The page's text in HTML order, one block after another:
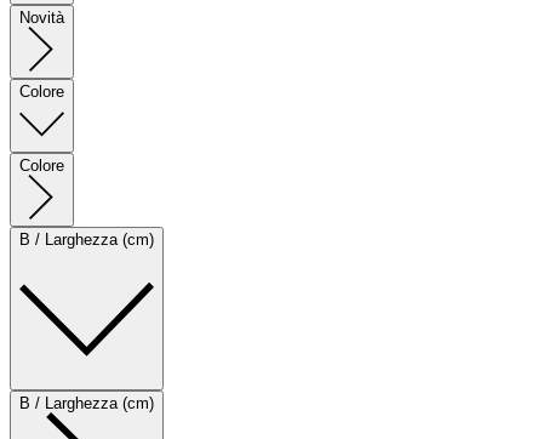
Novità
Colore
Colore
B / Larghezza (cm)
B / Larghezza (cm)